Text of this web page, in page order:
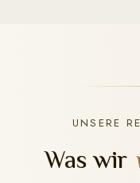
UNSERE
Was wir